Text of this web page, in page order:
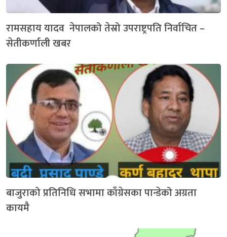
रामसहाय यादव नेपालको तेस्रो उपराष्ट्रपति निर्वाचित –
सेतीकर्णाली खबर
बाजुराको प्रतिनिधि सभामा काँग्रेसका पान्डेको अग्रता
कायमै